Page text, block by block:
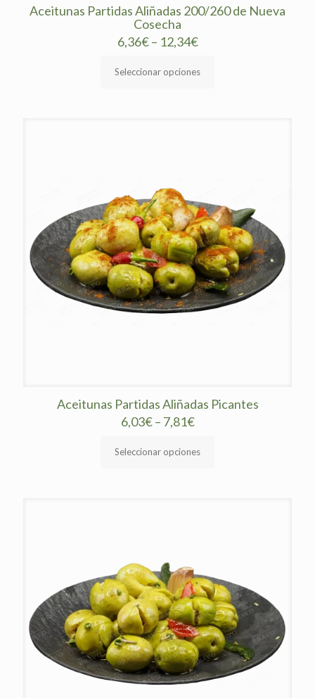
Aceitunas Partidas Aliñadas 200/260 de Nueva
Cosecha
6,36€– 12,34€
Seleccionar opciones
Este
pueden
elegir
en
la
página
de
producto
Aceitunas Partidas Aliñadas Picantes
6,03€– 7,81€
Seleccionar opciones
Este
pueden
elegir
en
la
página
de
producto